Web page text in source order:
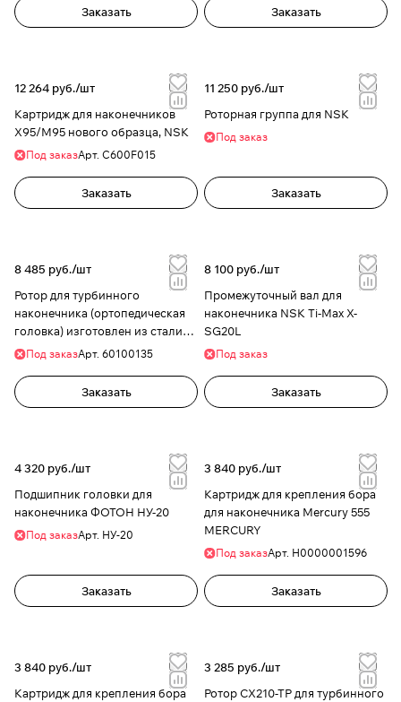
Заказать Заказать
12 264 руб./шт
Картридж для наконечников
X95/M95 нового образца, NSK
Под заказАрт. C600F015
Заказать
11 250 руб./шт
Роторная группа для NSK
Под заказ
Заказать
8 485 руб./шт
Ротор для турбинного
наконечника (ортопедическая
головка) изготовлен из стали
СОХОПод заказАрт. 60100135
Заказать
8 100 руб./шт
Промежуточный вал для
наконечника NSK Ti-Max X-
SG20L
Под заказ
Заказать
4 320 руб./шт
Подшипник головки для
наконечника ФОТОН НУ-20
Под заказАрт. НУ-20
Заказать
3 840 руб./шт
Картридж для крепления бора
для наконечника Mercury 555
MERCURY
Под заказАрт. H0000001596
Заказать
3 840 руб./шт
Картридж для крепления бора
3 285 руб./шт
Ротор СХ210-ТР для турбинного